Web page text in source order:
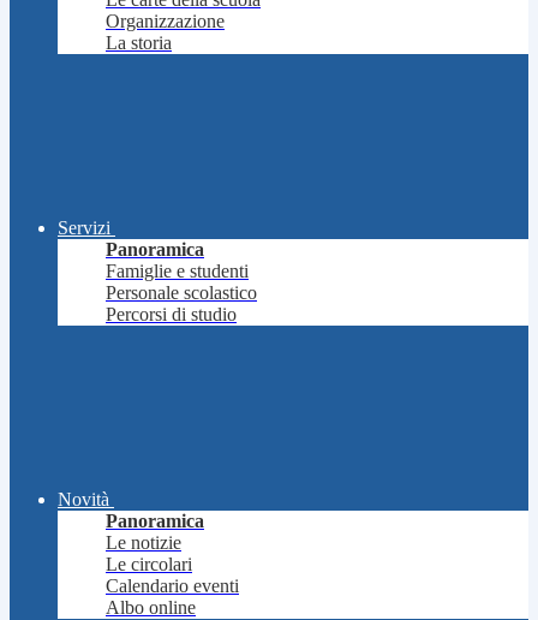
Organizzazione
La storia
Servizi
Panoramica
Famiglie e studenti
Personale scolastico
Percorsi di studio
Novità
Panoramica
Le notizie
Le circolari
Calendario eventi
Albo online